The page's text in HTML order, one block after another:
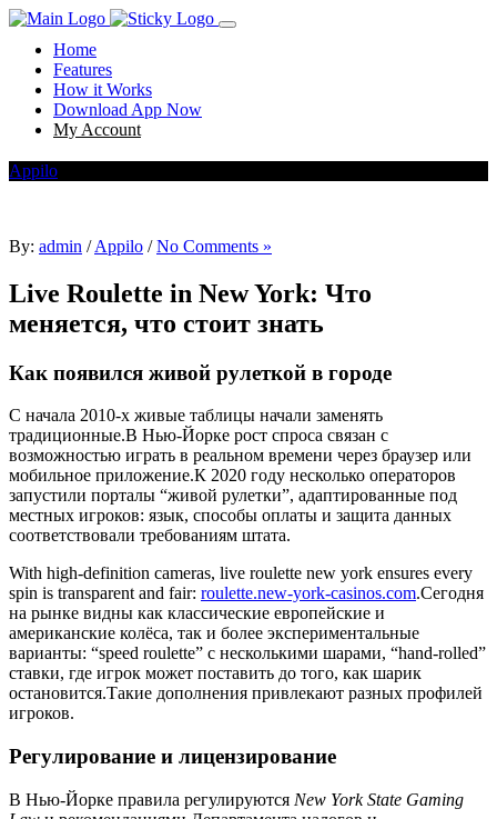
Home
Features
How it Works
Download App Now
My Account
Appilo
By: admin / Appilo / No Comments »
Live Roulette in New York: Что
меняется, что стоит знать
Как появился живой рулеткой в городе
С начала 2010‑х живые таблицы начали заменять
традиционные.В Нью‑Йорке рост спроса связан с
возможностью играть в реальном времени через браузер или
мобильное приложение.К 2020 году несколько операторов
запустили порталы “живой рулетки”, адаптированные под
местных игроков: язык, способы оплаты и защита данных
соответствовали требованиям штата.
With high-definition cameras, live roulette new york ensures every
spin is transparent and fair: roulette.new-york-casinos.com.Сегодня
на рынке видны как классические европейские и
американские колёса, так и более экспериментальные
варианты: “speed roulette” с несколькими шарами, “hand‑rolled”
ставки, где игрок может поставить до того, как шарик
остановится.Такие дополнения привлекают разных профилей
игроков.
Регулирование и лицензирование
В Нью‑Йорке правила регулируются New York State Gaming